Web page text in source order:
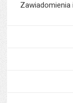
Zawiadomienia